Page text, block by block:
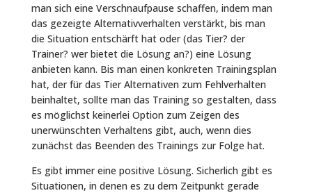
man sich eine Verschnaufpause schaffen, indem man
das gezeigte Alternativverhalten verstärkt, bis man
die Situation entschärft hat oder (das Tier? der
Trainer? wer bietet die Lösung an?) eine Lösung
anbieten kann. Bis man einen konkreten Trainingsplan
hat, der für das Tier Alternativen zum Fehlverhalten
beinhaltet, sollte man das Training so gestalten, dass
es möglichst keinerlei Option zum Zeigen des
unerwünschten Verhaltens gibt, auch, wenn dies
zunächst das Beenden des Trainings zur Folge hat.
Es gibt immer eine positive Lösung. Sicherlich gibt es
Situationen, in denen es zu dem Zeitpunkt gerade